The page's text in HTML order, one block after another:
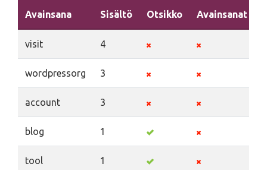
Avainsana Sisältö Otsikko Avainsanat
visit 4
wordpressorg 3
account 3
blog 1
tool 1